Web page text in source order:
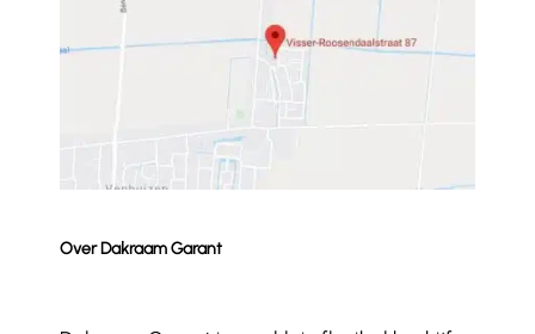
Over Dakraam Garant